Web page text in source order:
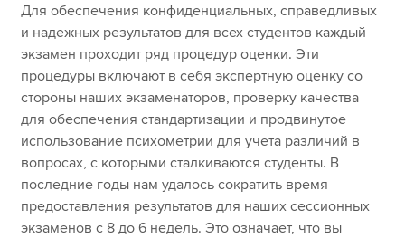
Для обеспечения конфиденциальных, справедливых
и надежных результатов для всех студентов каждый
экзамен проходит ряд процедур оценки. Эти
процедуры включают в себя экспертную оценку со
стороны наших экзаменаторов, проверку качества
для обеспечения стандартизации и продвинутое
использование психометрии для учета различий в
вопросах, с которыми сталкиваются студенты. В
последние годы нам удалось сократить время
предоставления результатов для наших сессионных
экзаменов с 8 до 6 недель. Это означает, что вы